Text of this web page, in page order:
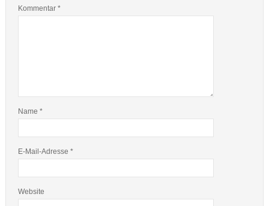
Kommentar *
Name *
E-Mail-Adresse *
Website